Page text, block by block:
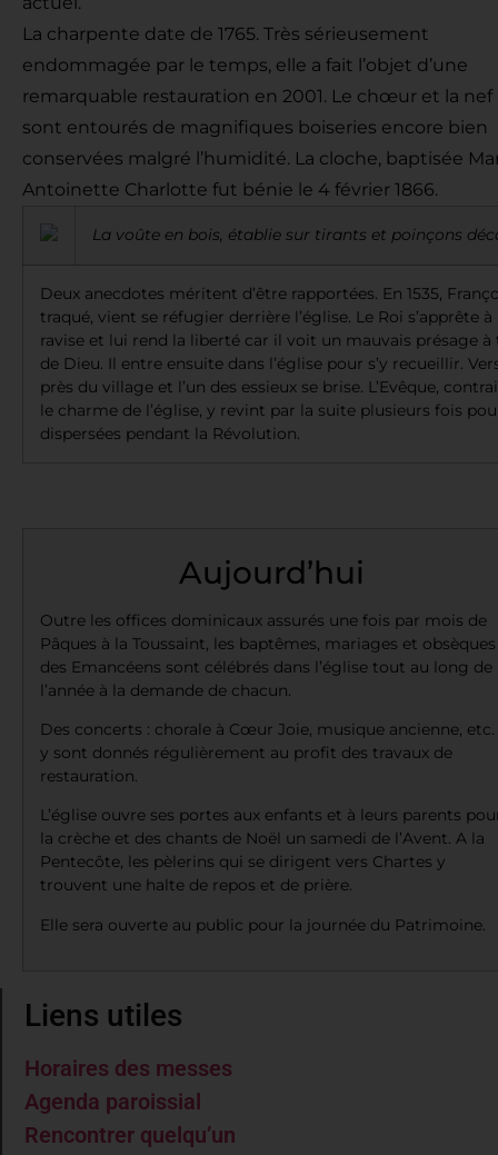
La charpente date de 1765. Très sérieusement
endommagée par le temps, elle a fait l’objet d’une
remarquable restauration en 2001. Le chœur et la nef
sont entourés de magnifiques boiseries encore bien
conservées malgré l’humidité. La cloche, baptisée
Antoinette Charlotte fut bénie le 4 février 1866.
La voûte en bois, établie sur tirants et poinçons
Deux anecdotes méritent d’être rapportées. En 1535,
traqué, vient se réfugier derrière l’église. Le Roi s’apprête
ravise et lui rend la liberté car il voit un mauvais présage
de Dieu. Il entre ensuite dans l’église pour s’y recueillir.
près du village et l’un des essieux se brise. L’Evêque,
le charme de l’église, y revint par la suite plusieurs fois
dispersées pendant la Révolution.
Aujourd’hui
Outre les offices dominicaux assurés une fois par mois de
Pâques à la Toussaint, les baptêmes, mariages et obsèques
des Emancéens sont célébrés dans l’église tout au long de
l’année à la demande de chacun.
Des concerts : chorale à Cœur Joie, musique ancienne, etc.
y sont donnés régulièrement au profit des travaux de
restauration.
L’église ouvre ses portes aux enfants et à leurs parents
la crèche et des chants de Noël un samedi de l’Avent. A la
Pentecôte, les pèlerins qui se dirigent vers Chartes y
trouvent une halte de repos et de prière.
Elle sera ouverte au public pour la journée du Patrimoine.
Liens utiles
Horaires des messes
Agenda paroissial
Rencontrer quelqu’un